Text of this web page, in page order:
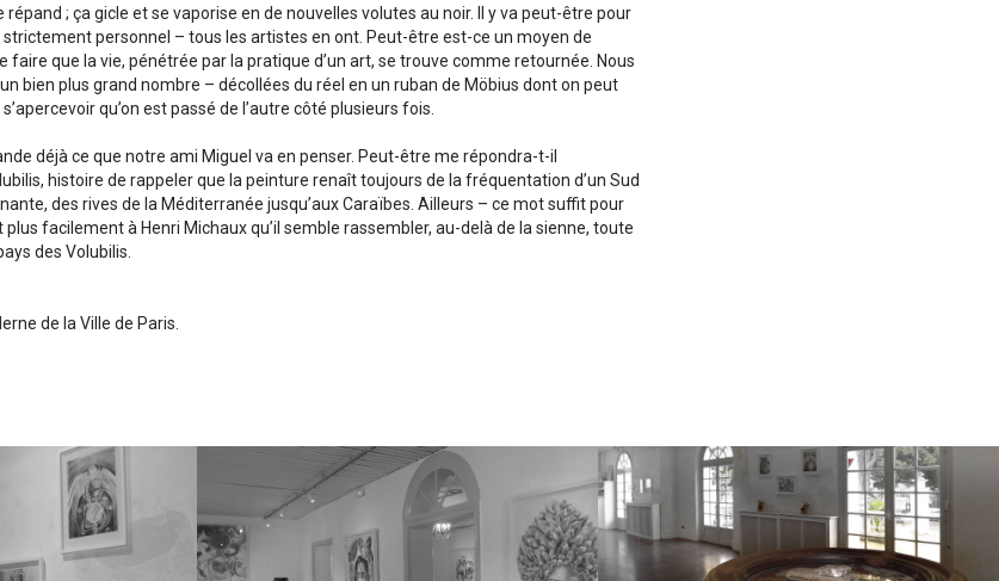
répand ; ça gicle et se vaporise en de nouvelles volutes au noir. Il y va peut-être pour
strictement personnel – tous les artistes en ont. Peut-être est-ce un moyen de
que la vie, pénétrée par la pratique d’un art, se trouve comme retournée. Nous
bien plus grand nombre – décollées du réel en un ruban de Möbius dont on peut
qu’on est passé de l’autre côté plusieurs fois.
déjà ce que notre ami Miguel va en penser. Peut-être me répondra-t-il
histoire de rappeler que la peinture renaît toujours de la fréquentation d’un Sud
des rives de la Méditerranée jusqu’aux Caraïbes. Ailleurs – ce mot suffit pour
facilement à Henri Michaux qu’il semble rassembler, au-delà de la sienne, toute
des Volubilis.
de la Ville de Paris.